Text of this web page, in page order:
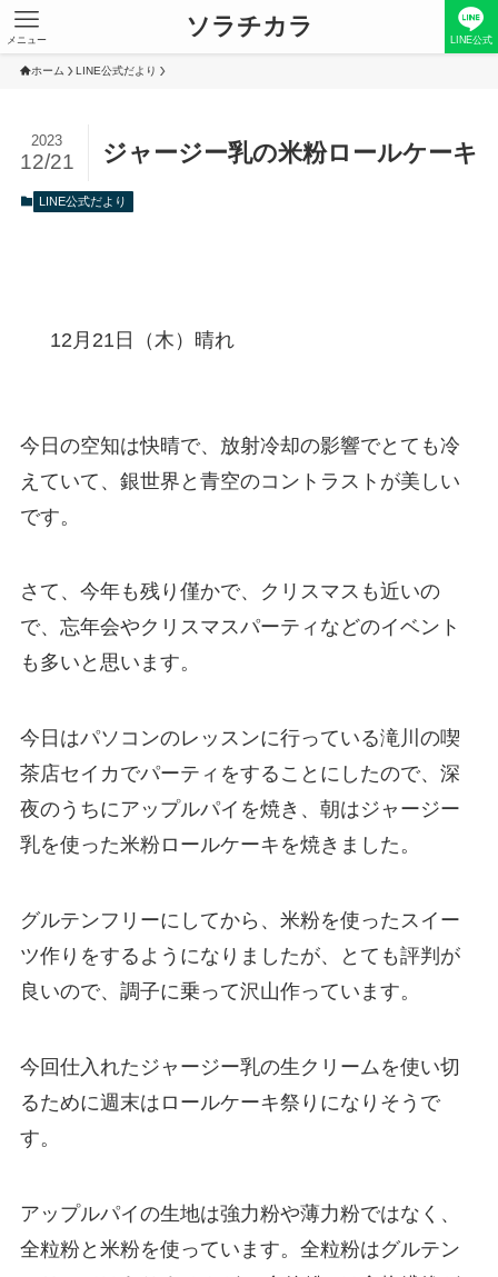
ソラチカラ LINE公式
メニュー
ホーム LINE公式だより
ジャージー乳の米粉ロールケーキ
2023
12/21
LINE公式だより
12月21日（木）晴れ
今日の空知は快晴で、放射冷却の影響でとても冷
えていて、銀世界と青空のコントラストが美しい
です。
さて、今年も残り僅かで、クリスマスも近いの
で、忘年会やクリスマスパーティなどのイベント
も多いと思います。
今日はパソコンのレッスンに行っている滝川の喫
茶店セイカでパーティをすることにしたので、深
夜のうちにアップルパイを焼き、朝はジャージー
乳を使った米粉ロールケーキを焼きました。
グルテンフリーにしてから、米粉を使ったスイー
ツ作りをするようになりましたが、とても評判が
良いので、調子に乗って沢山作っています。
今回仕入れたジャージー乳の生クリームを使い切
るために週末はロールケーキ祭りになりそうで
す。
アップルパイの生地は強力粉や薄力粉ではなく、
全粒粉と米粉を使っています。全粒粉はグルテン